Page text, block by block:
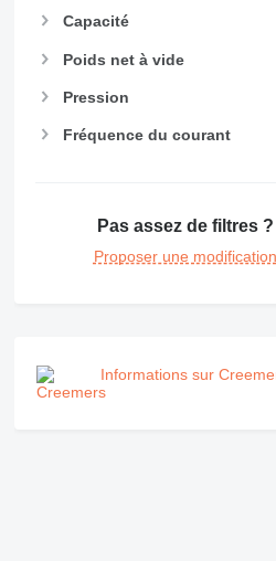
Capacité
Poids net à vide
Pression
Fréquence du courant
Pas assez de filtres ?
Proposer une modification
Informations sur